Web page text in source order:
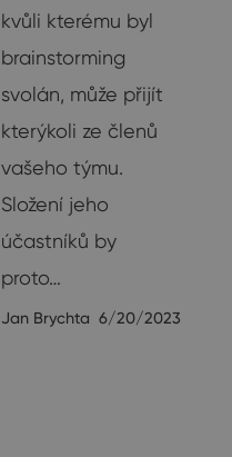
kvůli kterému byl
brainstorming
svolán, může přijít
kterýkoli ze členů
vašeho týmu.
Složení jeho
účastníků by
proto…
Jan Brychta 6/20/2023